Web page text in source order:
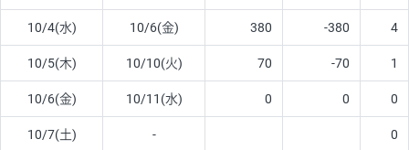
10/4(水) 10/6(金) 380 -380 4
10/5(木) 10/10(火) 70 -70 1
10/6(金) 10/11(水) 0 0 0
10/7(土) - 0